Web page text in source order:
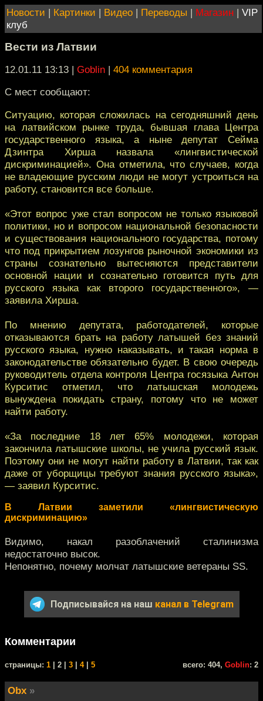
Новости | Картинки | Видео | Переводы | Магазин | VIP
клуб
Вести из Латвии
12.01.11 13:13 | Goblin | 404 комментария
C мест сообщают:
Ситуацию, которая сложилась на сегодняшний день
на латвийском рынке труда, бывшая глава Центра
государственного языка, а ныне депутат Сейма
Дзинтра Хирша назвала «лингвистической
дискриминацией». Она отметила, что случаев, когда
не владеющие русским люди не могут устроиться на
работу, становится все больше.
«Этот вопрос уже стал вопросом не только языковой
политики, но и вопросом национальной безопасности
и существования национального государства, потому
что под прикрытием лозунгов рыночной экономики из
страны сознательно вытесняются представители
основной нации и сознательно готовится путь для
русского языка как второго государственного», —
заявила Хирша.
По мнению депутата, работодателей, которые
отказываются брать на работу латышей без знаний
русского языка, нужно наказывать, и такая норма в
законодательстве обязательно будет. В свою очередь
руководитель отдела контроля Центра госязыка Антон
Курситис отметил, что латышская молодежь
вынуждена покидать страну, потому что не может
найти работу.
«За последние 18 лет 65% молодежи, которая
закончила латышские школы, не учила русский язык.
Поэтому они не могут найти работу в Латвии, так как
даже от уборщицы требуют знания русского языка»,
— заявил Курситис.
В Латвии заметили «лингвистическую
дискриминацию»
Видимо, накал разоблачений сталинизма
недостаточно высок.
Непонятно, почему молчат латышские ветераны SS.
Подписывайся на наш канал в Telegram
Комментарии
cтраницы: 1 | 2 | 3 4| 5 всего: 404, Goblin: 2
Obx »